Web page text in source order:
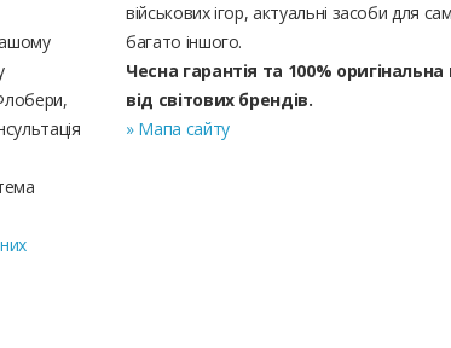
військових ігор, актуальні засоби для
багато іншого.
Чесна гарантія та 100% оригінальна
від світових брендів.
» Мапа сайту